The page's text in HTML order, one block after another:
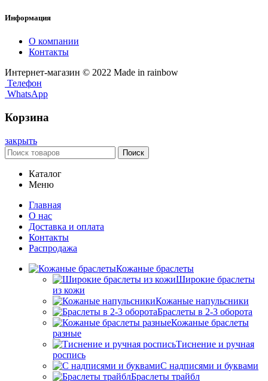
Информация
О компании
Контакты
Интернет-магазин © 2022 Made in rainbow
Телефон
WhatsApp
Корзина
закрыть
Поиск
Каталог
Меню
Главная
О нас
Доставка и оплата
Контакты
Распродажа
Кожаные браслеты
Широкие браслеты
из кожи
Кожаные напульсники
Браслеты в 2-3 оборота
Кожаные браслеты
разные
Тиснение и ручная
роспись
С надписями и буквами
Браслеты трайбл